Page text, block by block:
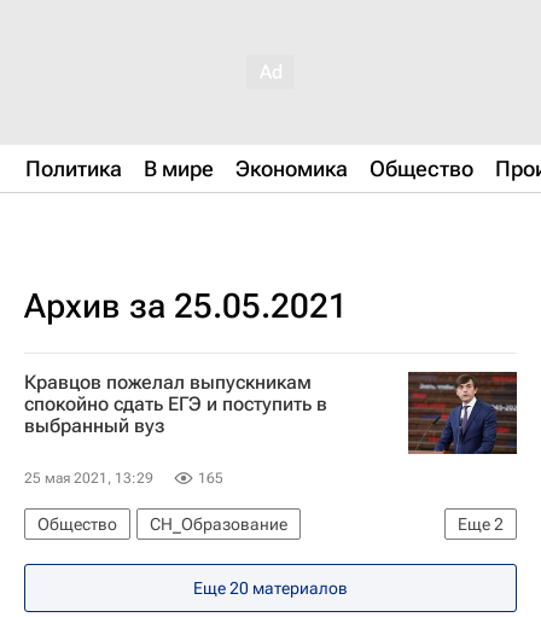
Политика В мире Экономика Общество
Архив за 25.05.2021
Кравцов пожелал выпускникам
спокойно сдать ЕГЭ и поступить в
выбранный вуз
25 мая 2021, 13:29 165
Еще2
Общество
СН_Образование
Сергей Кравцов
Социальный навигатор
Еще 20 материалов